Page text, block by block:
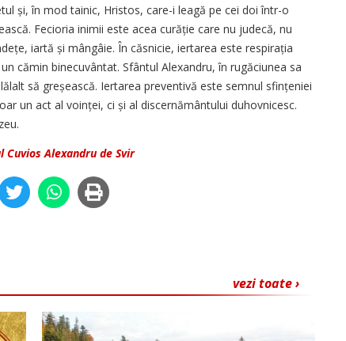
și, în mod tainic, Hristos, care-i leagă pe cei doi într-o
Fecioria inimii este acea curăție care nu judecă, nu
iartă și mângâie. În căsnicie, iertarea este respirația
cămin binecuvântat. Sfântul Alexandru, în rugăciunea sa
să greșească. Iertarea preventivă este semnul sfințeniei
un act al voinței, ci și al discernământului duhovnicesc.
Cuvios Alexandru de Svir
vezi toate ›